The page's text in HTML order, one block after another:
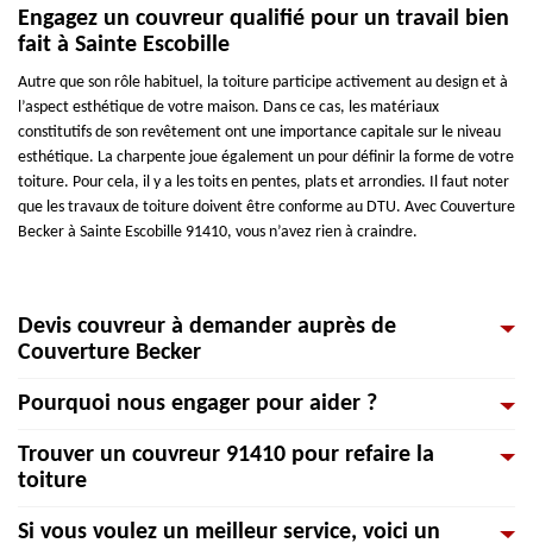
Engagez un couvreur qualifié pour un travail bien
fait à Sainte Escobille
Autre que son rôle habituel, la toiture participe activement au design et à
l’aspect esthétique de votre maison. Dans ce cas, les matériaux
constitutifs de son revêtement ont une importance capitale sur le niveau
esthétique. La charpente joue également un pour définir la forme de votre
toiture. Pour cela, il y a les toits en pentes, plats et arrondies. Il faut noter
que les travaux de toiture doivent être conforme au DTU. Avec Couverture
Becker à Sainte Escobille 91410, vous n’avez rien à craindre.
Devis couvreur à demander auprès de
Couverture Becker
Les professionnels de la construction profitent de ce que l'on appelle la
nous tenons un prix compétitif pour tout Sainte Escobille. Si vous avez des
questions concernant la construction ou la rénovation de votre toiture. Ou
Vous pouvez contacter l’entreprise {client. D’ailleurs, le devis toiture
Pourquoi nous engager pour aider ?
Votre toiture commence à montrer des signes de détérioration ? Elle est
vieille et vous voulez lui rendre sa fraîcheur ? Y-a-t-il une fuite de toiture et
l’étanchéité des tuiles, donc pourvoyons la réparation de toiture.
Trouver un couvreur 91410 pour refaire la
toiture
Notre équipe de couvreurs spécialistes dans les ouvrages liés à la toiture
Si vous voulez un meilleur service, voici un